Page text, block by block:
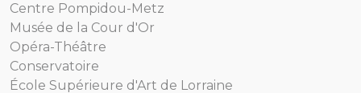
Centre Pompidou-Metz
Musée de la Cour d'Or
Opéra-Théâtre
Conservatoire
École Supérieure d'Art de Lorraine